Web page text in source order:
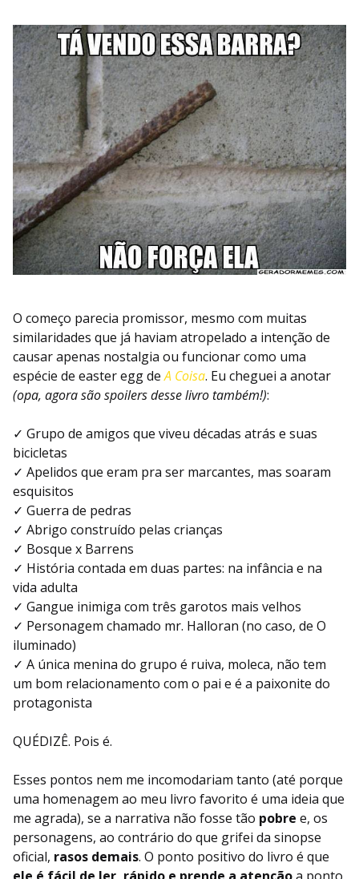
O começo parecia promissor, mesmo com muitas
similaridades que já haviam atropelado a intenção de
causar apenas nostalgia ou funcionar como uma
espécie de easter egg deA Coisa. Eu cheguei a anotar
(opa, agora são spoilers desse livro também!):
✓ Grupo de amigos que viveu décadas atrás e suas
bicicletas
✓ Apelidos que eram pra ser marcantes, mas soaram
esquisitos
✓ Guerra de pedras
✓ Abrigo construído pelas crianças
✓ Bosque x Barrens
✓ História contada em duas partes: na infância e na
vida adulta
✓ Gangue inimiga com três garotos mais velhos
✓ Personagem chamado mr. Halloran (no caso, de O
iluminado)
✓ A única menina do grupo é ruiva, moleca, não tem
um bom relacionamento com o pai e é a paixonite do
protagonista
QUÉDIZÊ. Pois é.
Esses pontos nem me incomodariam tanto (até porque
uma homenagem ao meu livro favorito é uma ideia que
me agrada), se a narrativa não fosse tão pobre e, os
personagens, ao contrário do que grifei da sinopse
oficial, rasos demais. O ponto positivo do livro é que
ele é fácil de ler, rápido e prende a atençãoa ponto